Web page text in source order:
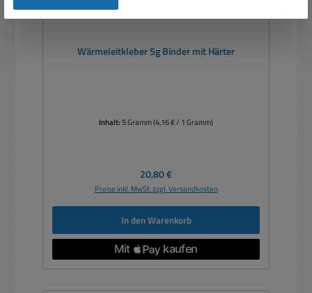
Wärmeleitkleber 5g Binder mit Härter
Inhalt: 5 Gramm(4,16 € / 1 Gramm)
Regulärer Preis:
20,80 €
Preise inkl. MwSt. zzgl. Versandkosten
In den Warenkorb